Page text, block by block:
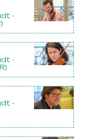
-
-
-